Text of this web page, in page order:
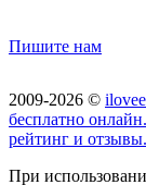
Пишите нам
2009-2026 ©
бесплатно
рейтинг и отзывы.
При